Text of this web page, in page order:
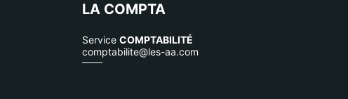
LA COMPTA
Service COMPTABILITÉ
comptabilite@les-aa.com